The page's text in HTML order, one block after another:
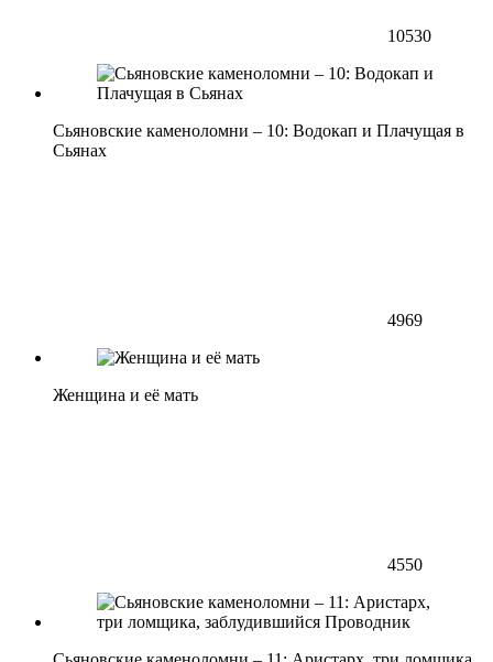
10530
Сьяновские каменоломни – 10: Водокап и Плачущая в
Сьянах
4969
Женщина и её мать
4550